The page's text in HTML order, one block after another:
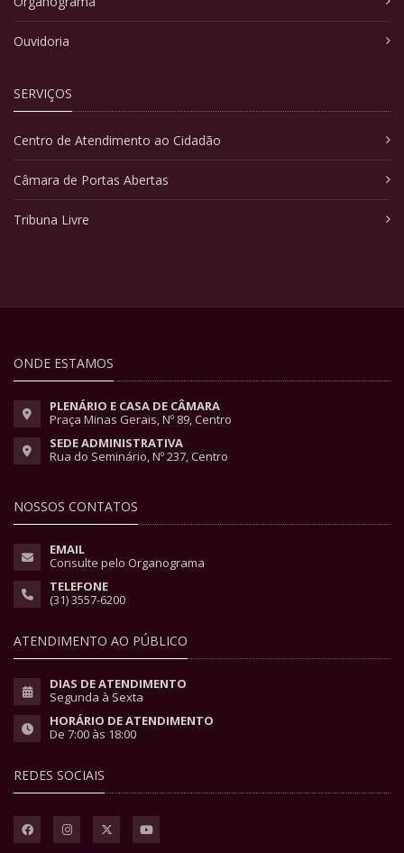
Ouvidoria
SERVIÇOS
Centro de Atendimento ao Cidadão
Câmara de Portas Abertas
Tribuna Livre
ONDE ESTAMOS
PLENÁRIO E CASA DE CÂMARA
Praça Minas Gerais, Nº 89, Centro
SEDE ADMINISTRATIVA
Rua do Seminário, Nº 237, Centro
NOSSOS CONTATOS
EMAIL
Consulte pelo Organograma
TELEFONE
(31) 3557-6200
ATENDIMENTO AO PÚBLICO
DIAS DE ATENDIMENTO
Segunda à Sexta
HORÁRIO DE ATENDIMENTO
De 7:00 às 18:00
REDES SOCIAIS